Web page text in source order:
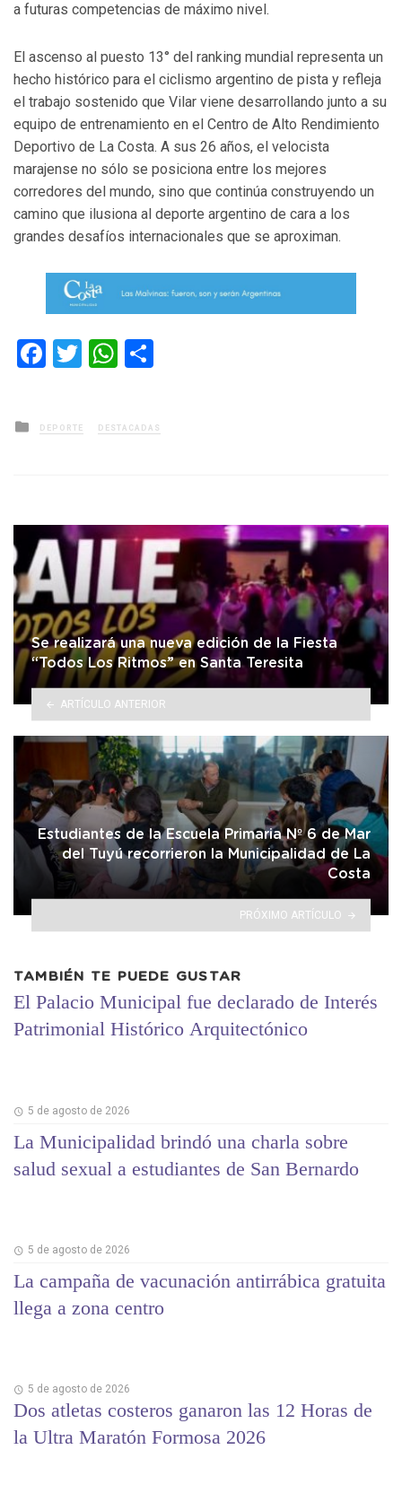
a futuras competencias de máximo nivel.
El ascenso al puesto 13° del ranking mundial representa un
hecho histórico para el ciclismo argentino de pista y refleja
el trabajo sostenido que Vilar viene desarrollando junto a su
equipo de entrenamiento en el Centro de Alto Rendimiento
Deportivo de La Costa. A sus 26 años, el velocista
marajense no sólo se posiciona entre los mejores
corredores del mundo, sino que continúa construyendo un
camino que ilusiona al deporte argentino de cara a los
grandes desafíos internacionales que se aproximan.
Facebook
TwitterWhatsApp
Posted
in
DEPORTE DESTACADAS
Se realizará una nueva edición de la Fiesta
“Todos Los Ritmos” en Santa Teresita
ARTÍCULO ANTERIOR
Estudiantes de la Escuela Primaria Nº 6 de Mar
del Tuyú recorrieron la Municipalidad de La
Costa
PRÓXIMO ARTÍCULO
TAMBIÉN TE PUEDE GUSTAR
El Palacio Municipal fue declarado de Interés
Patrimonial Histórico Arquitectónico
5 de agosto de 2026
La Municipalidad brindó una charla sobre
salud sexual a estudiantes de San Bernardo
5 de agosto de 2026
La campaña de vacunación antirrábica gratuita
llega a zona centro
5 de agosto de 2026
Dos atletas costeros ganaron las 12 Horas de
la Ultra Maratón Formosa 2026